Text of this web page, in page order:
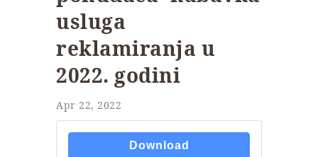
usluga
reklamiranja u
2022. godini
Apr 22, 2022
Download